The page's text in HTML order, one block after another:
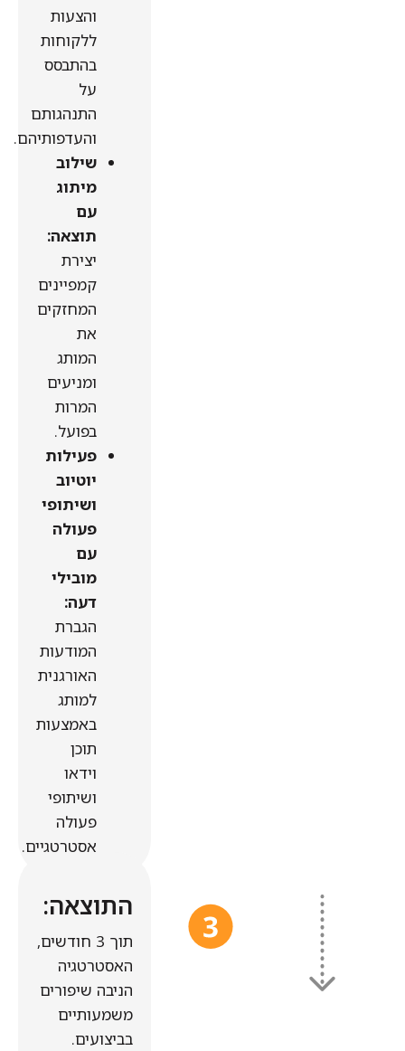
והצעות
ללקוחות
בהתבסס
על
התנהגותם
והעדפותיהם.
שילוב
מיתוג
עם
תוצאה:
יצירת
קמפיינים
המחזקים
את
המותג
ומניעים
המרות
בפועל.
פעילות
יוטיוב
ושיתופי
פעולה
עם
מובילי
דעה:
הגברת
המודעות
האורגנית
למותג
באמצעות
תוכן
וידאו
ושיתופי
פעולה
אסטרטגיים.
התוצאה:
תוך 3 חודשים,
האסטרטגיה
הניבה שיפורים
משמעותיים
בביצועים.